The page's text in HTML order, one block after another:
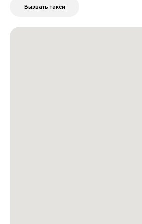
Вызвать такси